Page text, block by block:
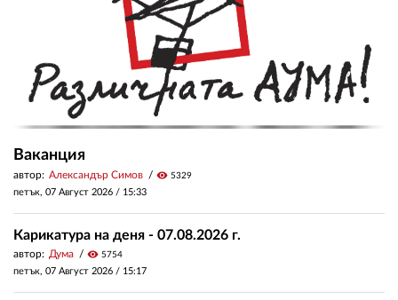
Ваканция
автор: Александър Симов visibility 5329
петък, 07 Август 2026 / 15:33
Карикатура на деня - 07.08.2026 г.
автор: Дума visibility 5754
петък, 07 Август 2026 / 15:17